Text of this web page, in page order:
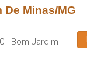
Minas/MG
- Bom Jardim